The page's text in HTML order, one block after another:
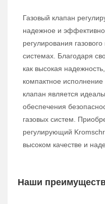
Газовый клапан
надежное и
регулирования
системах. Благодаря
как высокая
компактное исполнение
клапан является
обеспечения
газовых систем.
регулирующий
высоком качестве и
Наши